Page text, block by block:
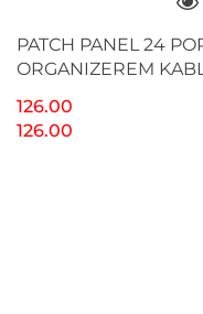
PATCH PANEL 24
ORGANIZEREM
126.00
126.00